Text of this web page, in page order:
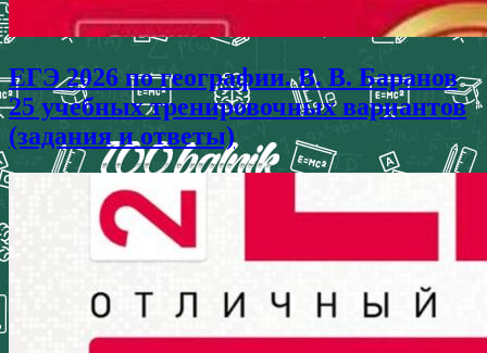
ЕГЭ 2026 по географии. В. В. Баранов
25 учебных тренировочных вариантов
(задания и ответы)